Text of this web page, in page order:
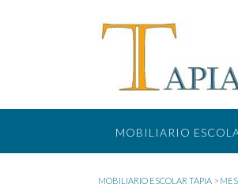
MOBILIARIO
MOBILIARIO ESCOLAR TAPIA >